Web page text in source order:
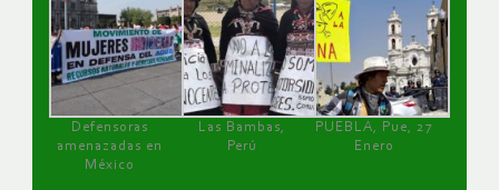
Defensoras
amenazadas en
México
Las Bambas,
Perú
PUEBLA, Pue, 27
Enero